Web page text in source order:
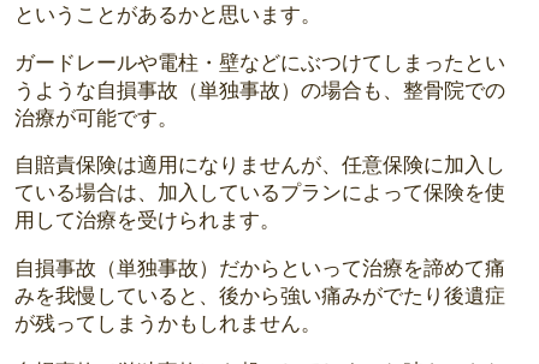
ということがあるかと思います。
ガードレールや電柱・壁などにぶつけてしまったとい
うような自損事故（単独事故）の場合も、整骨院での
治療が可能です。
自賠責保険は適用になりませんが、任意保険に加入し
ている場合は、加入しているプランによって保険を使
用して治療を受けられます。
自損事故（単独事故）だからといって治療を諦めて痛
みを我慢していると、後から強い痛みがでたり後遺症
が残ってしまうかもしれません。